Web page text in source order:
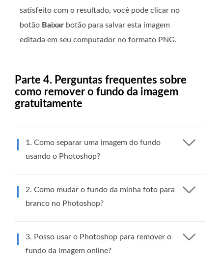
satisfeito com o resultado, você pode clicar no
botão Baixar botão para salvar esta imagem
editada em seu computador no formato PNG.
Parte 4. Perguntas frequentes sobre
como remover o fundo da imagem
gratuitamente
1. Como separar uma imagem do fundo
usando o Photoshop?
2. Como mudar o fundo da minha foto para
branco no Photoshop?
3. Posso usar o Photoshop para remover o
fundo da imagem online?